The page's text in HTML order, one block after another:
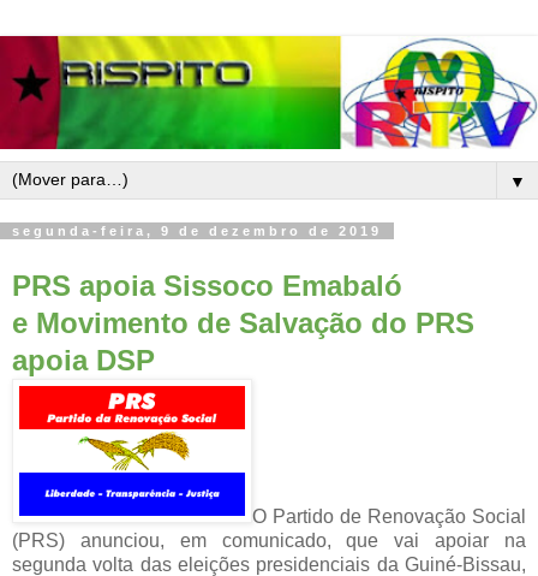
▼
segunda-feira, 9 de dezembro de 2019
PRS apoia Sissoco Emabaló
e Movimento de Salvação do PRS
apoia DSP
O Partido de Renovação Social
(PRS) anunciou, em comunicado, que vai apoiar na
segunda volta das eleições presidenciais da Guiné-Bissau,